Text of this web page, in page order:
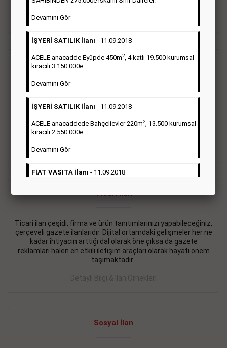
Detaylı Bilgi & İlan Örnekleri
Vasıta İlanı
Sarı sayfa ilanlar alım- satım, duyuru, mini reklam şeklinde
ifade edilebilen ilanlardır. Gazetelerin tirajını önemli ölçüde
etkilerler ve gazete gelirlerinin de önemli bir bölümünü
oluştururlar.Sabah sarı sayfa eleman ilanlarında 6 kelime
sayısı şartı aranmamaktadır.
Detaylı Bilgi & İlan Örnekleri
Ticari İlan
Ticari ilan çeşidi, firma ve ürün tanıtımlarınızı yapabileceğiniz,
çerçeveli gazete ilanlarıdır. Dijital ortamdaki gelişmeler her ne
kadar ihtiyacın arttığı dal olarak öne çıksa da gazete
reklamları halen en etkili iletişim araçları olarak hayati önem
taşımaktadır.
Detaylı Bilgi & İlan Örnekleri
Sosyal İlan
Devamını Gör
İŞYERİ SATILIK İlanı - 11.09.2018
ACELE anacadde Eyüpde 450m2, 4 katlı 19.500 kurumsal
kiracılı 3.150.000e.
Devamını Gör
İŞYERİ SATILIK İlanı - 11.09.2018
ACELE anacaddede Bahçelievler 220m2, 13.500 kurumsal
kiracılı 2.550.000e.
Devamını Gör
FİAT VASITA İlanı - 11.09.2018
2.800.000e kurumsal mağaza.
BAKIRKÖY SATILIK İlanı- 11.09.2018
KARTALTEPEde kelepir 2+ 1 satılık daire